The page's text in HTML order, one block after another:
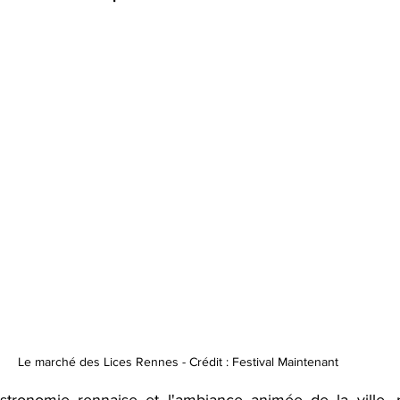
Le marché des Lices Rennes - Crédit : Festival Maintenant